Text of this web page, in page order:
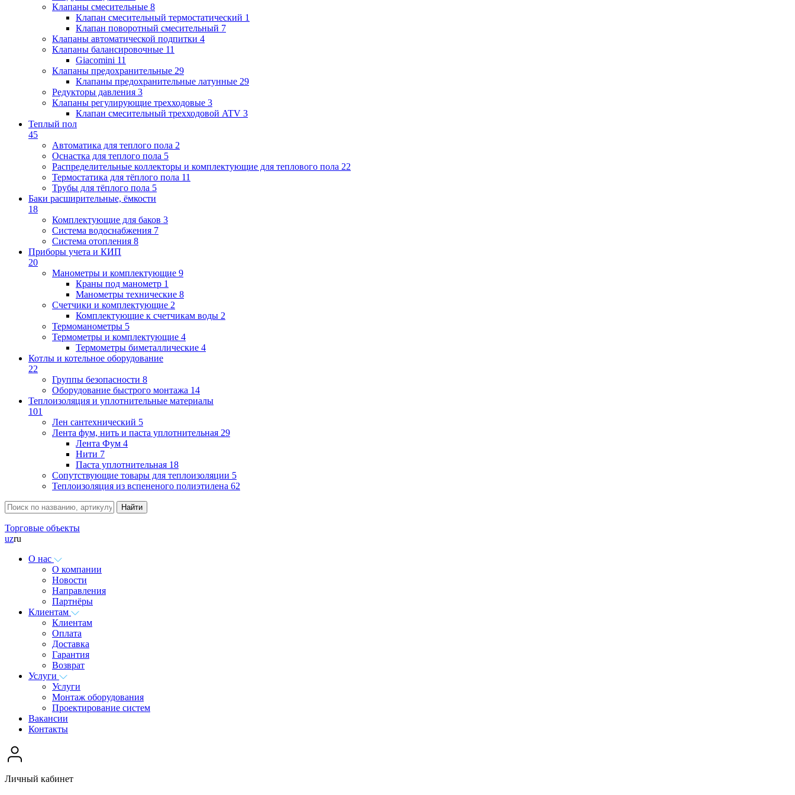
Клапаны cмесительные 8
Клапан cмесительный термостатический 1
Клапан поворотный cмесительный 7
Клапаны автоматической подпитки 4
Клапаны балансировочные 11
Giacomini 11
Клапаны предохранительные 29
Клапаны предохранительные латунные 29
Редукторы давления 3
Клапаны регулирующие трехходовые 3
Клапан смесительный трехходовой ATV 3
Теплый пол
45
Автоматика для теплого пола 2
Оснастка для теплого пола 5
Распределительные коллекторы и комплектующие для теплового пола 22
Термостатика для тёплого пола 11
Трубы для тёплого пола 5
Баки расширительные, ёмкости
18
Комплектующие для баков 3
Система водоснабжения 7
Система отопления 8
Приборы учета и КИП
20
Манометры и комплектующие 9
Краны под манометр 1
Манометры технические 8
Счетчики и комплектующие 2
Комплектующие к счетчикам воды 2
Термоманометры 5
Термометры и комплектующие 4
Термометры биметаллические 4
Котлы и котельное оборудование
22
Группы безопасности 8
Оборудование быстрого монтажа 14
Теплоизоляция и уплотнительные материалы
101
Лен сантехнический 5
Лента фум, нить и паста уплотнительная 29
Лента Фум 4
Нити 7
Паста уплотнительная 18
Сопутствующие товары для теплоизоляции 5
Теплоизоляция из вспененого полиэтилена 62
Торговые объекты
uzru
О нас
О компании
Новости
Направления
Партнёры
Клиентам
Клиентам
Оплата
Доставка
Гарантия
Возврат
Услуги
Услуги
Монтаж оборудования
Проектирование систем
Вакансии
Контакты
Личный кабинет